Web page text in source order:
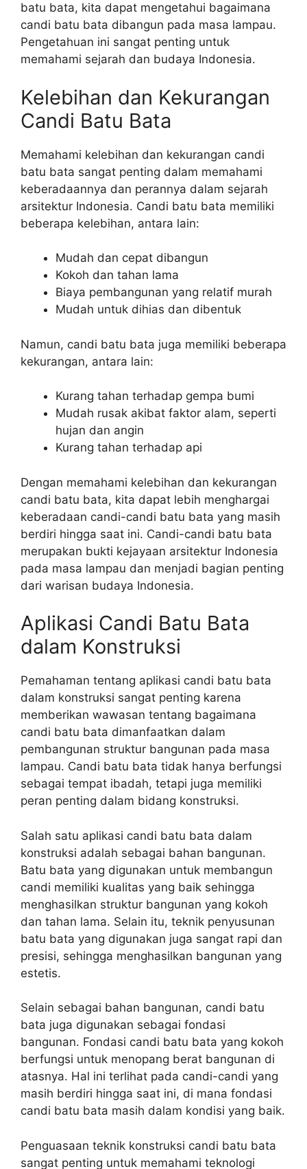
batu bata, kita dapat mengetahui bagaimana
candi batu bata dibangun pada masa lampau.
Pengetahuan ini sangat penting untuk
memahami sejarah dan budaya Indonesia.
Kelebihan dan Kekurangan
Candi Batu Bata
Memahami kelebihan dan kekurangan candi
batu bata sangat penting dalam memahami
keberadaannya dan perannya dalam sejarah
arsitektur Indonesia. Candi batu bata memiliki
beberapa kelebihan, antara lain:
Mudah dan cepat dibangun
Kokoh dan tahan lama
Biaya pembangunan yang relatif murah
Mudah untuk dihias dan dibentuk
Namun, candi batu bata juga memiliki beberapa
kekurangan, antara lain:
Kurang tahan terhadap gempa bumi
Mudah rusak akibat faktor alam, seperti
hujan dan angin
Kurang tahan terhadap api
Dengan memahami kelebihan dan kekurangan
candi batu bata, kita dapat lebih menghargai
keberadaan candi-candi batu bata yang masih
berdiri hingga saat ini. Candi-candi batu bata
merupakan bukti kejayaan arsitektur Indonesia
pada masa lampau dan menjadi bagian penting
dari warisan budaya Indonesia.
Aplikasi Candi Batu Bata
dalam Konstruksi
Pemahaman tentang aplikasi candi batu bata
dalam konstruksi sangat penting karena
memberikan wawasan tentang bagaimana
candi batu bata dimanfaatkan dalam
pembangunan struktur bangunan pada masa
lampau. Candi batu bata tidak hanya berfungsi
sebagai tempat ibadah, tetapi juga memiliki
peran penting dalam bidang konstruksi.
Salah satu aplikasi candi batu bata dalam
konstruksi adalah sebagai bahan bangunan.
Batu bata yang digunakan untuk membangun
candi memiliki kualitas yang baik sehingga
menghasilkan struktur bangunan yang kokoh
dan tahan lama. Selain itu, teknik penyusunan
batu bata yang digunakan juga sangat rapi dan
presisi, sehingga menghasilkan bangunan yang
estetis.
Selain sebagai bahan bangunan, candi batu
bata juga digunakan sebagai fondasi
bangunan. Fondasi candi batu bata yang kokoh
berfungsi untuk menopang berat bangunan di
atasnya. Hal ini terlihat pada candi-candi yang
masih berdiri hingga saat ini, di mana fondasi
candi batu bata masih dalam kondisi yang baik.
Penguasaan teknik konstruksi candi batu bata
sangat penting untuk memahami teknologi